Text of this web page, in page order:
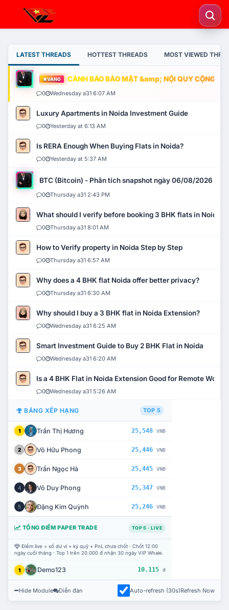
LATEST THREADS HOTTEST THREADS MOST VIEWED
VÀNG CẢNH BÁO BẢO MẬT &amp; NỘI QUY CỘNG
0 Wednesday a31 6:07 AM
Luxury Apartments in Noida Investment Guide
0 Yesterday at 6:13 AM
Is RERA Enough When Buying Flats in Noida?
0 Yesterday at 5:37 AM
BTC (Bitcoin) - Phân tích snapshot ngày 06/08/2026
0 Thursday a31 2:43 PM
What should I verify before booking 3 BHK flats in Noida?
0 Thursday a31 8:01 AM
How to Verify property in Noida Step by Step
0 Thursday a31 6:57 AM
Why does a 4 BHK flat Noida offer better privacy?
0 Thursday a31 6:30 AM
Why should I buy a 3 BHK flat in Noida Extension?
0 Wednesday a31 6:25 AM
Smart Investment Guide to Buy 2 BHK Flat in Noida
0 Wednesday a31 6:20 AM
Is a 4 BHK Flat in Noida Extension Good for Remote Work?
0 Wednesday a31 5:26 AM
BẢNG XẾP HẠNG TOP 5
1 Trần Thị Hương 25,548 VNĐ
2 Võ Hữu Phong 25,446 VNĐ
3 Trần Ngọc Hà 25,445 VNĐ
4 Võ Duy Phong 25,347 VNĐ
5 Đặng Kim Quỳnh 25,246 VNĐ
TỔNG ĐIỂM PAPER TRADE TOP 5 · LIVE
Điểm live = số dư ví + ký quỹ + PnL chưa chốt · Chốt 12:00
ngày cuối tháng · Top 1 trên 20.000 đ nhận 30 ngày VIP Whale.
1 Demo123 10.115 đ
Hide Module Diễn đàn Auto-refresh (30s)Refresh Now